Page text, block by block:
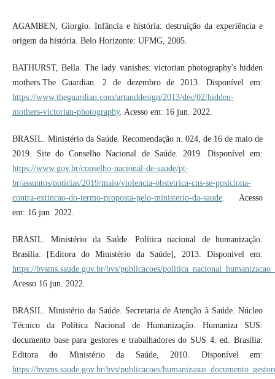
AGAMBEN, Giorgio. Infância e história: destruição da experiência e
origem da história. Belo Horizonte: UFMG, 2005.
BATHURST, Bella. The lady vanishes: victorian photography's hidden
mothers.The Guardian. 2 de dezembro de 2013. Disponível em:
https://www.theguardian.com/artanddesign/2013/dec/02/hidden-
mothers-victorian-photography. Acesso em: 16 jun. 2022.
BRASIL. Ministério da Saúde. Recomendação n. 024, de 16 de maio de
2019. Site do Conselho Nacional de Saúde. 2019. Disponível em:
https://www.gov.br/conselho-nacional-de-saude/pt-
br/assuntos/noticias/2019/maio/violencia-obstetrica-cns-se-posiciona-
contra-extincao-do-termo-proposta-pelo-ministerio-da-saude. Acesso
em: 16 jun. 2022.
BRASIL. Ministério da Saúde. Política nacional de humanização.
Brasília: [Editora do Ministério da Saúde], 2013. Disponível em:
https://bvsms.saude.gov.br/bvs/publicacoes/
Acesso 16 jun. 2022.
BRASIL. Ministério da Saúde. Secretaria de Atenção à Saúde. Núcleo
Técnico da Política Nacional de Humanização. Humaniza SUS:
documento base para gestores e trabalhadores do SUS 4. ed. Brasília:
Editora do Ministério da Saúde, 2010. Disponível em:
https://bvsms.saude.gov.br/bvs/publicacoes/